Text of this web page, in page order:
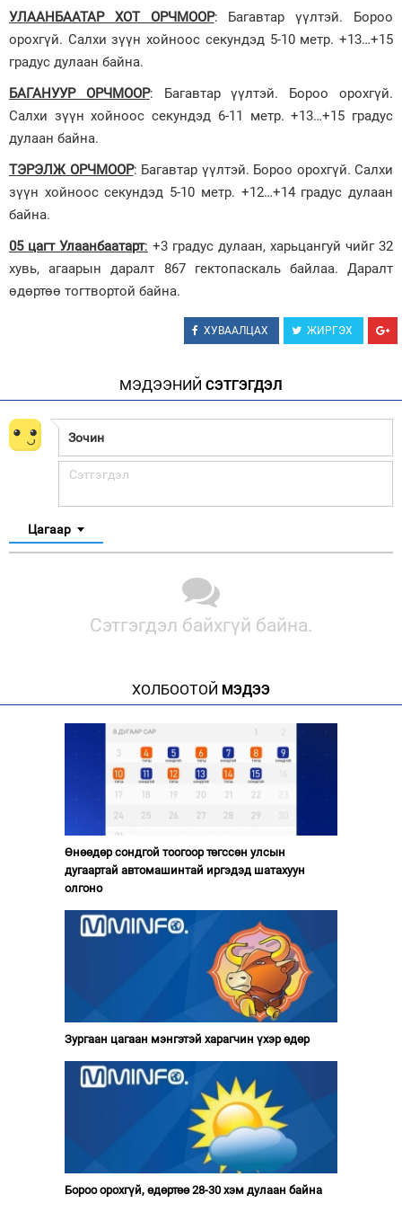
УЛААНБААТАР ХОТ ОРЧМООР: Багавтар үүлтэй. Бороо
орохгүй. Салхи зүүн хойноос секундэд 5-10 метр. +13…+15
градус дулаан байна.
БАГАНУУР ОРЧМООР: Багавтар үүлтэй. Бороо орохгүй.
Салхи зүүн хойноос секундэд 6-11 метр. +13…+15 градус
дулаан байна.
ТЭРЭЛЖ ОРЧМООР: Багавтар үүлтэй. Бороо орохгүй. Салхи
зүүн хойноос секундэд 5-10 метр. +12…+14 градус дулаан
байна.
05 цагт Улаанбаатарт: +3 градус дулаан, харьцангуй чийг 32
хувь, агаарын даралт 867 гектопаскаль байлаа. Даралт
өдөртөө тогтвортой байна.
ХУВААЛЦАХ ЖИРГЭХ
МЭДЭЭНИЙ СЭТГЭГДЭЛ
Цагаар
Сэтгэгдэл байхгүй байна.
ХОЛБООТОЙ МЭДЭЭ
Өнөөдөр сондгой тоогоор төгссөн улсын
дугаартай автомашинтай иргэдэд шатахуун
олгоно
Зургаан цагаан мэнгэтэй харагчин үхэр өдөр
Бороо орохгүй, өдөртөө 28-30 хэм дулаан байна